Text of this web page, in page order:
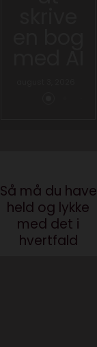
Så må du have
held og lykke
med det i
hvertfald